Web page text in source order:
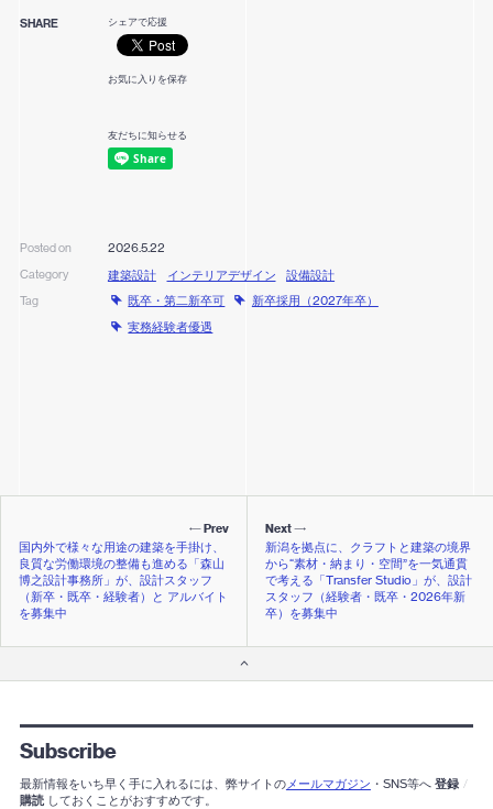
SHARE シェアで応援
お気に入りを保存
友だちに知らせる
Posted on 2026.5.22
Category 建築設計 インテリアデザイン 設備設計
Tag 既卒・第二新卒可
新卒採用（2027年卒）
実務経験者優遇
Next
新潟を拠点に、クラフトと建築の境界
から“素材・納まり・空間”を一気通貫
で考える「Transfer Studio」が、設計
スタッフ（経験者・既卒・2026年新
卒）を募集中
Prev
国内外で様々な用途の建築を手掛け、
良質な労働環境の整備も進める「森山
博之設計事務所」が、設計スタッフ
（新卒・既卒・経験者）と アルバイト
を募集中
Subscribe
最新情報をいち早く手に入れるには、弊サイトのメールマガジン ・SNS等へ 登録 /
購読 しておくことがおすすめです。